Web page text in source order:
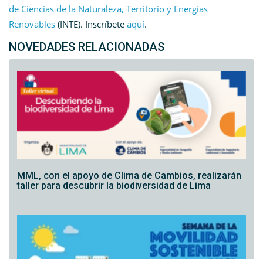
de Ciencias de la Naturaleza, Territorio y Energías
Renovables (INTE). Inscríbete aquí.
NOVEDADES RELACIONADAS
MML, con el apoyo de Clima de Cambios, realizarán
taller para descubrir la biodiversidad de Lima